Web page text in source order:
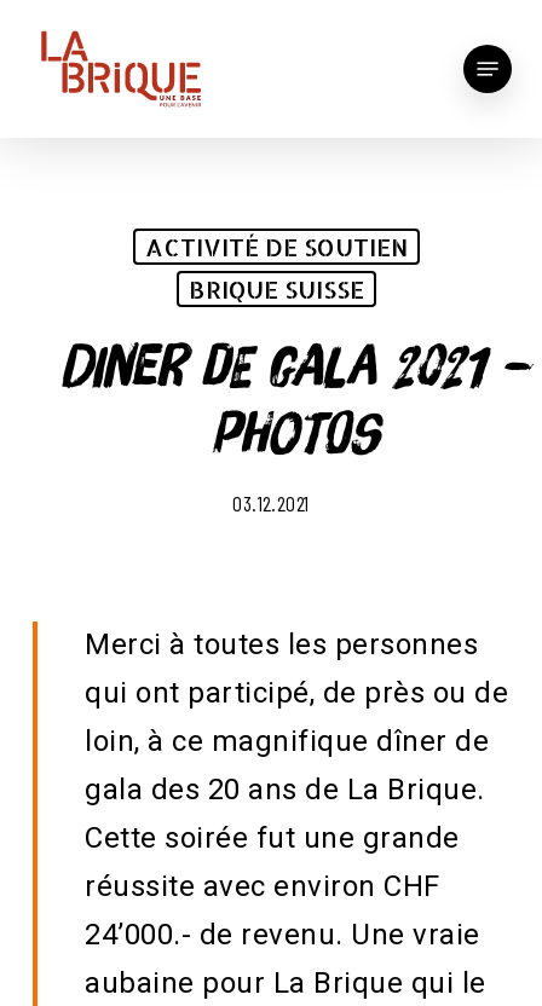
Menu
ACTIVITÉ DE SOUTIEN
BRIQUE SUISSE
Diner de gala 2021 –
photos
03.12.2021
Merci à toutes les personnes
qui ont participé, de près ou de
loin, à ce magnifique dîner de
gala des 20 ans de La Brique.
Cette soirée fut une grande
réussite avec environ CHF
24’000.- de revenu. Une vraie
aubaine pour La Brique qui le